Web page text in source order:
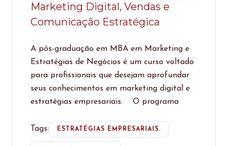
Marketing Digital, Vendas e
Comunicação Estratégica
A pós-graduação em MBA em Marketing e
Estratégias de Negócios é um curso voltado
para profissionais que desejam aprofundar
seus conhecimentos em marketing digital e
estratégias empresariais. O programa
Tags: ESTRATÉGIAS EMPRESARIAIS.